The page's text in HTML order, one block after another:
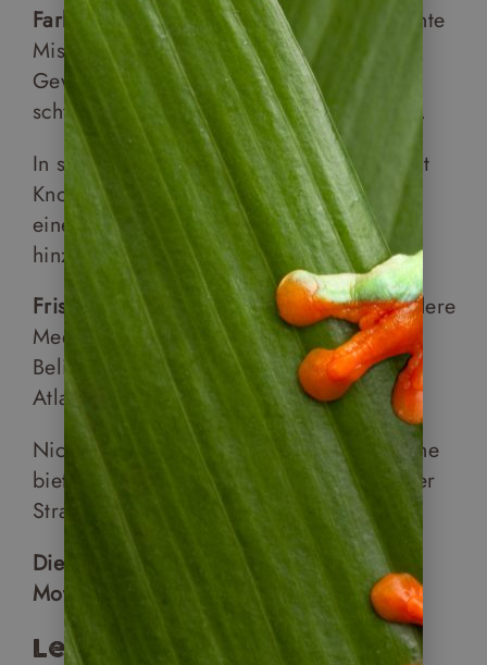
Farbe des Eintopfs entsteht durch eine bunte
Mischung an Gewürzen. Das farbgebende
Gewürz ist der getrocknete und
schwarzgerösteterote Pfefferaus Yucatan.
In seiner weiteren Verarbeitung wird er mit
Knoblauch, Oregano und Kreuzkümmel zu
einer Paste verarbeitet und zum Eintopf
hinzugegeben.
Frischer Fisch
, gegrillter Hummer und andere
Meeresfrüchte sind ein Muss auf einer
Belizereise, einem Land mit 385 km
Atlantikküste.
Nicht unerwähnt soll bleiben: Belizes Küche
bietet einige S
treetfood- Snacks, die an der
Straße in die Hand verkauft werden.
Die Küche in Belize steht klar unter dem
Motto: Trau dich und du wirst belohnt!
Lesen Sie mehr